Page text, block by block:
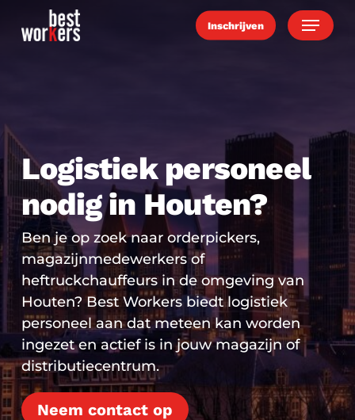
Inschrijven Menu
Logistiek personeel
nodig in Houten?
Ben je op zoek naar orderpickers,
magazijnmedewerkers of
heftruckchauffeurs in de omgeving van
Houten? Best Workers biedt logistiek
personeel aan dat meteen kan worden
ingezet en actief is in jouw magazijn of
distributiecentrum.
Neem contact op